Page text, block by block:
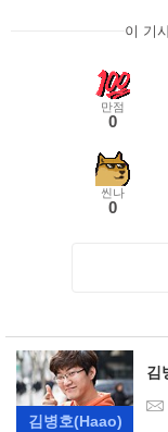
이 기
만점
0
씬나
0
김병호(Haao)
김